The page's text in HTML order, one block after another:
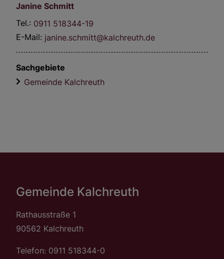
Janine Schmitt
Tel.: 0911 518344-19
E-Mail: janine.schmitt@kalchreuth.de
Sachgebiete
Gemeinde Kalchreuth
Gemeinde Kalchreuth
Rathausstraße 1
90562 Kalchreuth
Telefon: 0911 518344-0